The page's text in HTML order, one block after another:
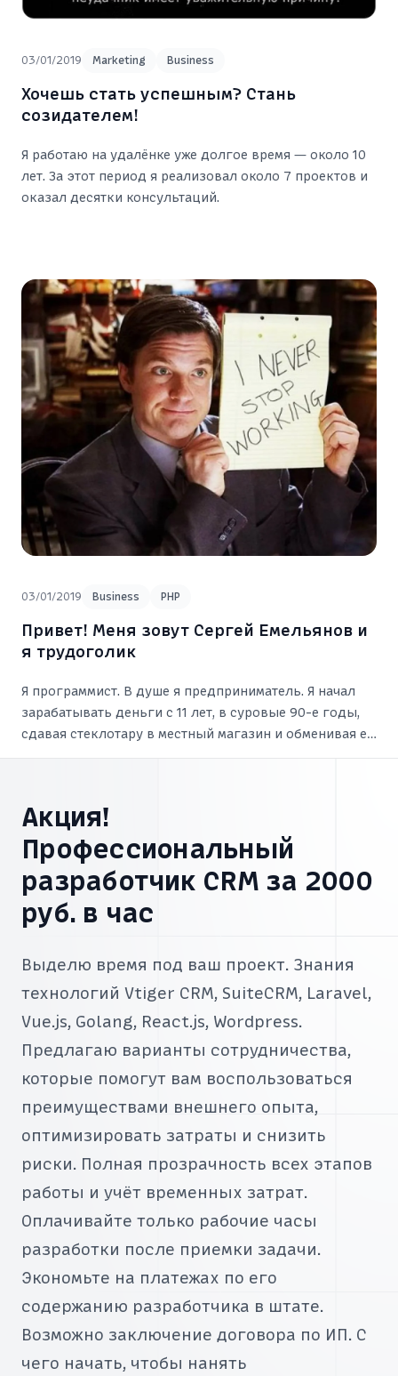
03/01/2019 Marketing Business
Хочешь стать успешным? Стань
созидателем!
Я работаю на удалёнке уже долгое время — около 10
лет. За этот период я реализовал около 7 проектов и
оказал десятки консультаций.
03/01/2019 Business PHP
Привет! Меня зовут Сергей Емельянов и
я трудоголик
Я программист. В душе я предприниматель. Я начал
зарабатывать деньги с 11 лет, в суровые 90-е годы,
сдавая стеклотару в местный магазин и обменивая её
на сладости. Я зарабатывал столько, что хватало на
Акция!
Профессиональный
разработчик CRM за 2000
руб. в час
Выделю время под ваш проект. Знания
технологий Vtiger CRM, SuiteCRM, Laravel,
Vue.js, Golang, React.js, Wordpress.
Предлагаю варианты сотрудничества,
которые помогут вам воспользоваться
преимуществами внешнего опыта,
оптимизировать затраты и снизить
риски. Полная прозрачность всех этапов
работы и учёт временных затрат.
Оплачивайте только рабочие часы
разработки после приемки задачи.
Экономьте на платежах по его
содержанию разработчика в штате.
Возможно заключение договора по ИП. С
чего начать, чтобы нанять